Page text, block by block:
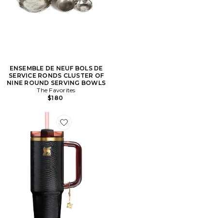
ENSEMBLE DE NEUF BOLS DE
SERVICE RONDS CLUSTER OF
NINE ROUND SERVING BOWLS
The Favorites
$180
Favorite BOUTEILLE ISOTHERME QUENCHER LUXE